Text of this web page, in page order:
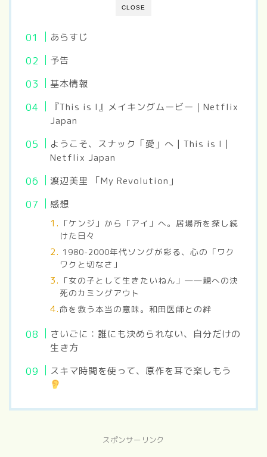
CLOSE
あらすじ
予告
基本情報
『This is I』メイキングムービー｜Netflix
Japan
ようこそ、スナック「愛」へ | This is I |
Netflix Japan
渡辺美里 「My Revolution」
感想
「ケンジ」から「アイ」へ。居場所を探し続
けた日々
1980-2000年代ソングが彩る、心の「ワク
ワクと切なさ」
「女の子として生きたいねん」――親への決
死のカミングアウト
命を救う本当の意味。和田医師との絆
さいごに：誰にも決められない、自分だけの
生き方
スキマ時間を使って、原作を耳で楽しもう
スポンサーリンク